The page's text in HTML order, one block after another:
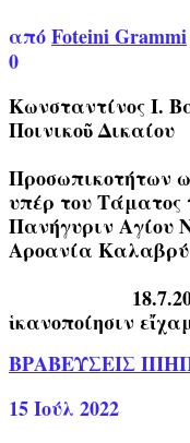
απόFoteini Grammi
0
Κωνσταντίνος Ι.
Ποινικοῦ Δικαίου
Προσωπικοτήτων
υπέρ του Τάματος
Πανήγυριν Αγίου
Αροανία
18.7.2022
ἱκανοποίησιν
ΒΡΑΒΕΥΣΕΙΣ
15Ιούλ 2022